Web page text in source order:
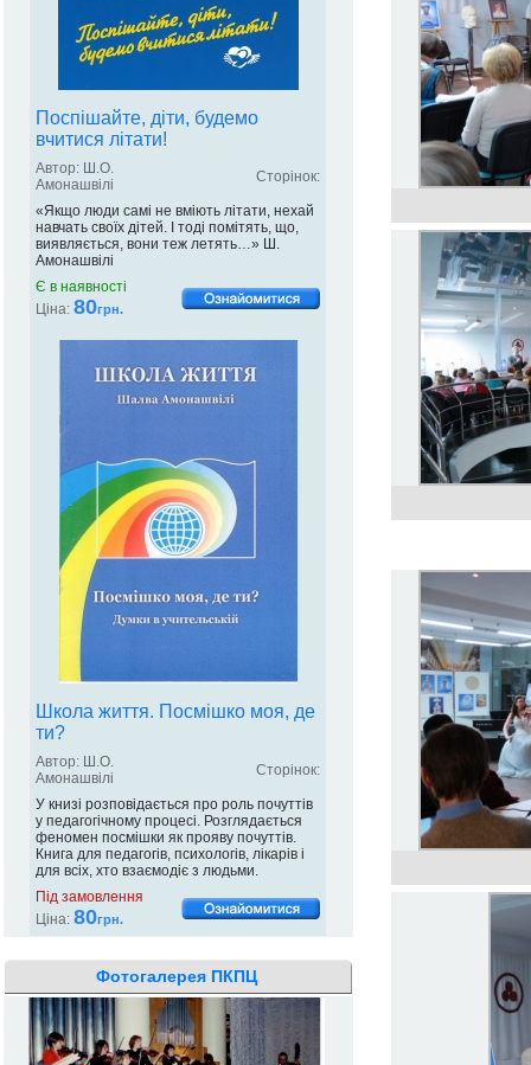
Поспішайте, діти, будемо
вчитися літати!
Автор: Ш.О.
Амонашвілі
Сторінок:
«Якщо люди самі не вміють літати, нехай
навчать своїх дітей. І тоді помітять, що,
виявляється, вони теж летять…» Ш.
Амонашвілі
Є в наявності
Ціна: 80грн.
Школа життя. Посмішко моя, де
ти?
Автор: Ш.О.
Амонашвілі
Сторінок:
У книзі розповідається про роль почуттів
у педагогічному процесі. Розглядається
феномен посмішки як прояву почуттів.
Книга для педагогів, психологів, лікарів і
для всіх, хто взаємодіє з людьми.
Під замовлення
Ціна: 80грн.
Фотогалерея ПКПЦ